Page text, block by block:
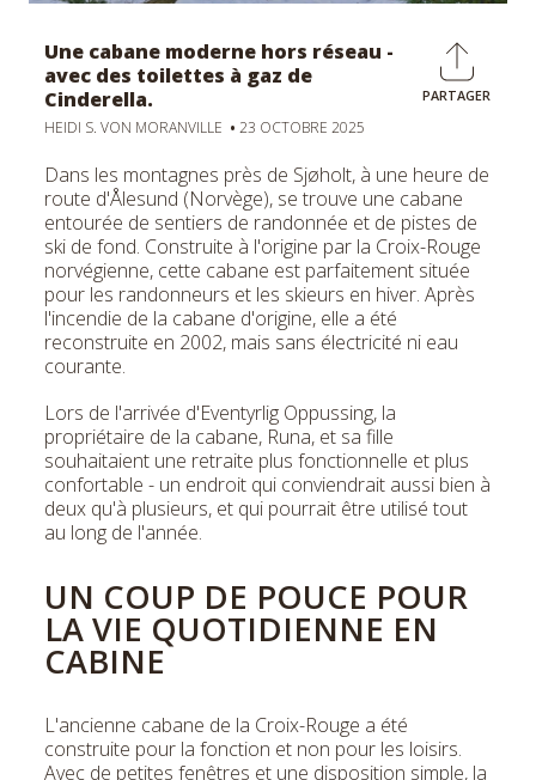
PARTAGER
Une cabane moderne hors réseau -
avec des toilettes à gaz de
Cinderella.
HEIDI S. VON MORANVILLE 23 OCTOBRE 2025
Dans les montagnes près de Sjøholt, à une heure de
route d'Ålesund (Norvège), se trouve une cabane
entourée de sentiers de randonnée et de pistes de
ski de fond. Construite à l'origine par la Croix-Rouge
norvégienne, cette cabane est parfaitement située
pour les randonneurs et les skieurs en hiver. Après
l'incendie de la cabane d'origine, elle a été
reconstruite en 2002, mais sans électricité ni eau
courante.
Lors de l'arrivée d'Eventyrlig Oppussing, la
propriétaire de la cabane, Runa, et sa fille
souhaitaient une retraite plus fonctionnelle et plus
confortable - un endroit qui conviendrait aussi bien à
deux qu'à plusieurs, et qui pourrait être utilisé tout
au long de l'année.
UN COUP DE POUCE POUR
LA VIE QUOTIDIENNE EN
CABINE
L'ancienne cabane de la Croix-Rouge a été
construite pour la fonction et non pour les loisirs.
Avec de petites fenêtres et une disposition simple, la